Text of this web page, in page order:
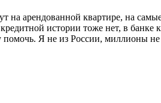
арендованной квартире, на самые
истории тоже нет, в
Я не из России, миллионы не